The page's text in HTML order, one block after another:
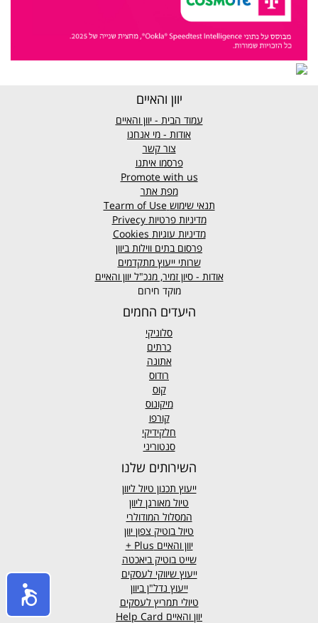
יוון והאיים
עמוד הבית - יוון והאיים
אודות - מי אנחנו
צור קשר
פרסמו איתנו
Promote with us
מפת אתר
תנאי שימוש
מדיניות פרטיות Privecy
מדיניות עוגיות Cookies
פרסום בתים ווילות ביוון
שרותי ייעוץ מתקדמים
אודות - סיון זמיר, מנכ"ל יוון והאיים
מוקד חירום
היעדים החמים
סלוניקי
כרתים
אתונה
רודוס
קוס
מיקונוס
קורפו
חלקידיקי
סנטוריני
השירותים שלנו
ייעוץ תכנון טיול ליוון
טיול מאורגן ליוון
המסלול המודולרי
טיול בוטיק צפון יוון
יוון והאיים Plus +
שייט בוטיק ביאכטה
ייעוץ שיווקי לעסקים
ייעוץ נדל"ן ביוון
טיולי תמריץ לעסקים
יוון והאיים Help Card